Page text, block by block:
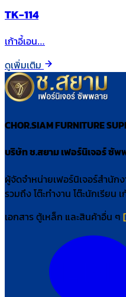
TK-114
เก้าอี้เอน…
ดูเพิ่มเติม
CHOR.SIAM FURNITURE
บริษัท ช.สยาม เฟอร์นิเจอร์ ซัพ
ผู้จัดจำหน่ายเฟอร์นิเจอร์สำนัก
รวมถึง โต๊ะทำงาน โต๊ะนักเรียน
เอกสาร ตู้เหล็ก และสินค้าอื่น ๆ